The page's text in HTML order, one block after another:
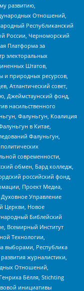
развитию,
Отношений,
Республиканский
России, Черноморский
Платформа за
электоральных
Штатов,
и природных ресурсов,
Атлантический совет,
Джеймстаунский фонд,
насильственного
Фалуньгун, Коалиция
в Китае,
Фалуньгун,
современности,
обмен, Бард колледж,
российский фонд,
Проект Медиа,
Управление
Церкви, Новое
Библейский
Всемирный Институт
Технологии,
выборами, Республика
журналистики,
Отношений,
Бёлля, Stichting
инициативы